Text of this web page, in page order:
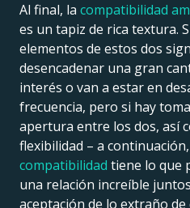
Al final, la compatibilidad
es un tapiz de rica textura.
elementos de estos dos
desencadenar una gran
interés o van a estar en
frecuencia, pero si hay toma
apertura entre los dos, así
flexibilidad – a continuación,
compatibilidad tiene lo que
una relación increíble
aceptación de lo extraño de